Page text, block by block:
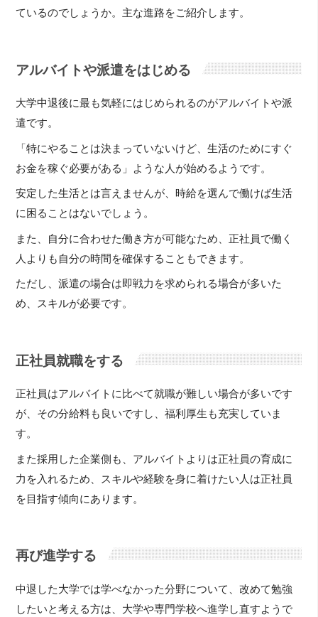
ているのでしょうか。主な進路をご紹介します。
アルバイトや派遣をはじめる
大学中退後に最も気軽にはじめられるのがアルバイトや派
遣です。
「特にやることは決まっていないけど、生活のためにすぐ
お金を稼ぐ必要がある」ような人が始めるようです。
安定した生活とは言えませんが、時給を選んで働けば生活
に困ることはないでしょう。
また、自分に合わせた働き方が可能なため、正社員で働く
人よりも自分の時間を確保することもできます。
ただし、派遣の場合は即戦力を求められる場合が多いた
め、スキルが必要です。
正社員就職をする
正社員はアルバイトに比べて就職が難しい場合が多いです
が、その分給料も良いですし、福利厚生も充実していま
す。
また採用した企業側も、アルバイトよりは正社員の育成に
力を入れるため、スキルや経験を身に着けたい人は正社員
を目指す傾向にあります。
再び進学する
中退した大学では学べなかった分野について、改めて勉強
したいと考える方は、大学や専門学校へ進学し直すようで